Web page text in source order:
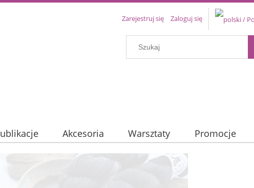
Zarejestruj się Zaloguj się
Akcesoria Warsztaty Promocje